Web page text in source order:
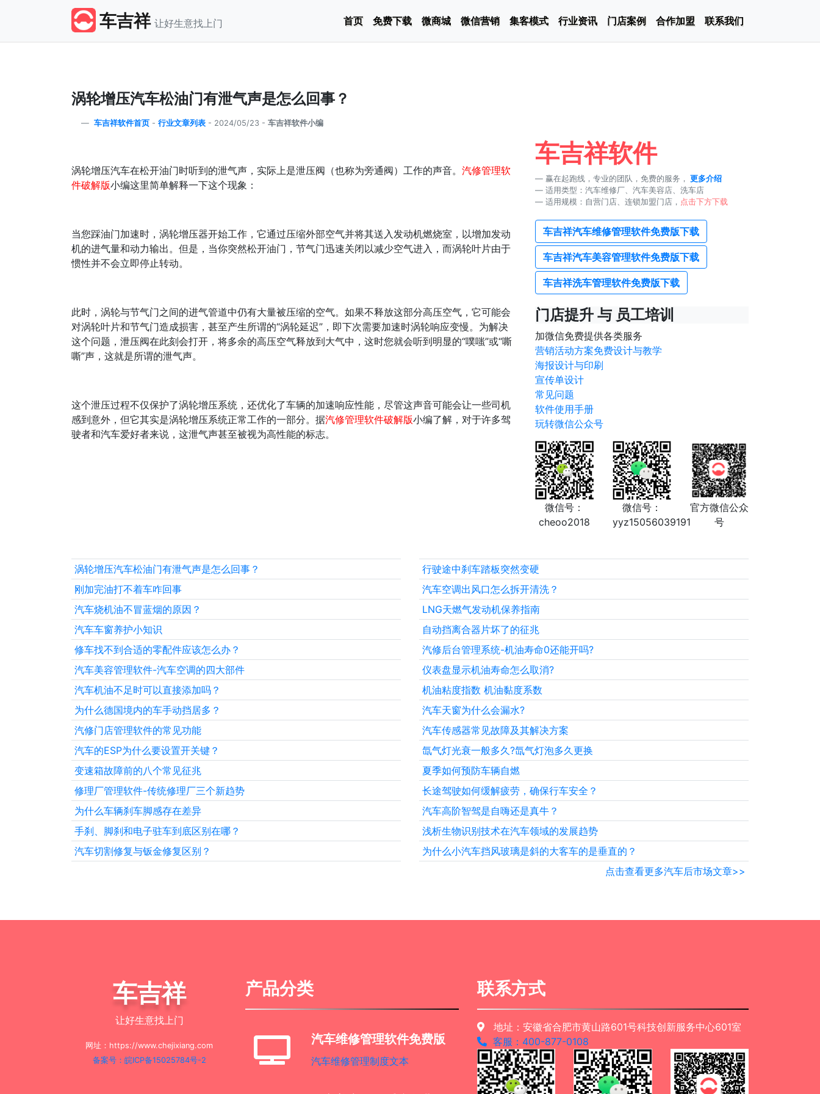
车吉祥 让好生意找上门 首页 免费下载 微商城 微信营销 集客模式 行业资讯 门店案例 合作加盟 联系我们
涡轮增压汽车松油门有泄气声是怎么回事？
车吉祥软件首页 - 行业文章列表 - 2024/05/23 - 车吉祥软件小编
涡轮增压汽车在松开油门时听到的泄气声，实际上是泄压阀（也称为旁通阀）工作的声音。 汽修管理软
件破解版小编这里简单解释一下这个现象：
当您踩油门加速时，涡轮增压器开始工作，它通过压缩外部空气并将其送入发动机燃烧室，以增加发动
机的进气量和动力输出。但是，当你突然松开油门，节气门迅速关闭以减少空气进入，而涡轮叶片由于
惯性并不会立即停止转动。
此时，涡轮与节气门之间的进气管道中仍有大量被压缩的空气。如果不释放这部分高压空气，它可能会
对涡轮叶片和节气门造成损害，甚至产生所谓的“涡轮延迟”，即下次需要加速时涡轮响应变慢。为解决
这个问题，泄压阀在此刻会打开，将多余的高压空气释放到大气中，这时您就会听到明显的“噗嗤”或“嘶
嘶”声，这就是所谓的泄气声。
这个泄压过程不仅保护了涡轮增压系统，还优化了车辆的加速响应性能，尽管这声音可能会让一些司机
感到意外，但它其实是涡轮增压系统正常工作的一部分。据汽修管理软件破解版小编了解，对于许多驾
驶者和汽车爱好者来说，这泄气声甚至被视为高性能的标志。
车吉祥软件
赢在起跑线，专业的团队，免费的服务， 更多介绍
适用类型：汽车维修厂、汽车美容店、洗车店
适用规模：自营门店、连锁加盟门店， 点击下方下载
车吉祥汽车维修管理软件免费版下载
车吉祥汽车美容管理软件免费版下载
车吉祥洗车管理软件免费版下载
门店提升 与 员工培训
加微信免费提供各类服务
营销活动方案免费设计与教学
海报设计与印刷
宣传单设计
常见问题
软件使用手册
玩转微信公众号
微信号：
cheoo2018
微信号：
yyz15056039191
官方微信公众
号
涡轮增压汽车松油门有泄气声是怎么回事？
刚加完油打不着车咋回事
汽车烧机油不冒蓝烟的原因？
汽车车窗养护小知识
修车找不到合适的零配件应该怎么办？
汽车美容管理软件-汽车空调的四大部件
汽车机油不足时可以直接添加吗？
为什么德国境内的车手动挡居多？
汽修门店管理软件的常见功能
汽车的ESP为什么要设置开关键？
变速箱故障前的八个常见征兆
修理厂管理软件-传统修理厂三个新趋势
为什么车辆刹车脚感存在差异
手刹、脚刹和电子驻车到底区别在哪？
汽车切割修复与钣金修复区别？
行驶途中刹车踏板突然变硬
汽车空调出风口怎么拆开清洗？
LNG天燃气发动机保养指南
自动挡离合器片坏了的征兆
汽修后台管理系统-机油寿命0还能开吗?
仪表盘显示机油寿命怎么取消?
机油粘度指数 机油黏度系数
汽车天窗为什么会漏水?
汽车传感器常见故障及其解决方案
氙气灯光衰一般多久?氙气灯泡多久更换
夏季如何预防车辆自燃
长途驾驶如何缓解疲劳，确保行车安全？
汽车高阶智驾是自嗨还是真牛？
浅析生物识别技术在汽车领域的发展趋势
为什么小汽车挡风玻璃是斜的大客车的是垂直的？
点击查看更多汽车后市场文章>>
车吉祥
让好生意找上门
网址：https://www.chejixiang.com
备案号：皖ICP备15025784号-2
产品分类
汽车维修管理软件免费版
汽车维修管理制度文本
联系方式
地址：安徽省合肥市黄山路601号科技创新服务中心601室
客服：400-877-0108